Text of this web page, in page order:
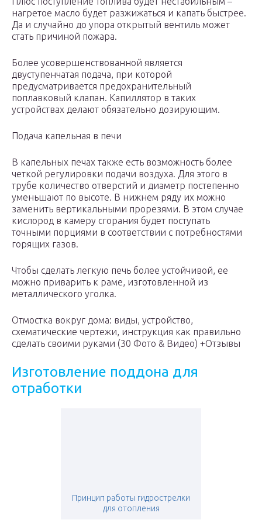
нагретое масло будет разжижаться и капать быстрее.
Да и случайно до упора открытый вентиль может
стать причиной пожара.
Более усовершенствованной является
двуступенчатая подача, при которой
предусматривается предохранительный
поплавковый клапан. Капиллятор в таких
устройствах делают обязательно дозирующим.
Подача капельная в печи
В капельных печах также есть возможность более
четкой регулировки подачи воздуха. Для этого в
трубе количество отверстий и диаметр постепенно
уменьшают по высоте. В нижнем ряду их можно
заменить вертикальными прорезями. В этом случае
кислород в камеру сгорания будет поступать
точными порциями в соответствии с потребностями
горящих газов.
Чтобы сделать легкую печь более устойчивой, ее
можно приварить к раме, изготовленной из
металлического уголка.
Отмостка вокруг дома: виды, устройство,
схематические чертежи, инструкция как правильно
сделать своими руками (30 Фото & Видео) +Отзывы
Изготовление поддона для
отработки
Принцип работы гидрострелки
для отопления